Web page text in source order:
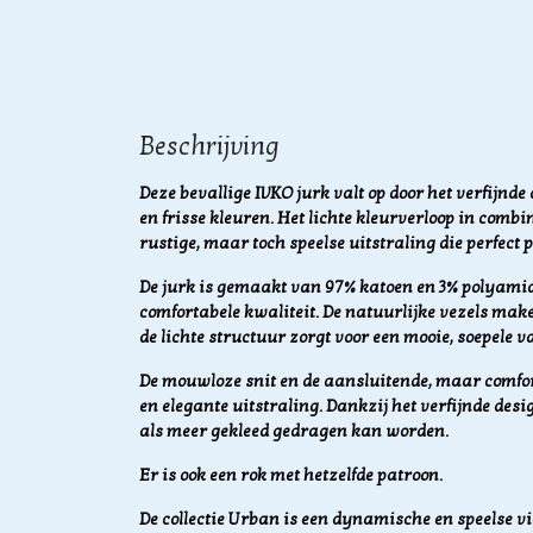
Beschrijving
Deze bevallige IVKO jurk valt op door het
en frisse kleuren. Het lichte kleurverloop in
rustige, maar toch speelse uitstraling die perfect
De jurk is gemaakt van 97% katoen en 3%
comfortabele kwaliteit. De natuurlijke vezels
de lichte structuur zorgt voor een mooie, soepele
De mouwloze snit en de aansluitende, maar
en elegante uitstraling. Dankzij het verfijnde
als meer gekleed gedragen kan worden.
Er is ook een rok met hetzelfde patroon.
De collectie Urban is een dynamische en speelse